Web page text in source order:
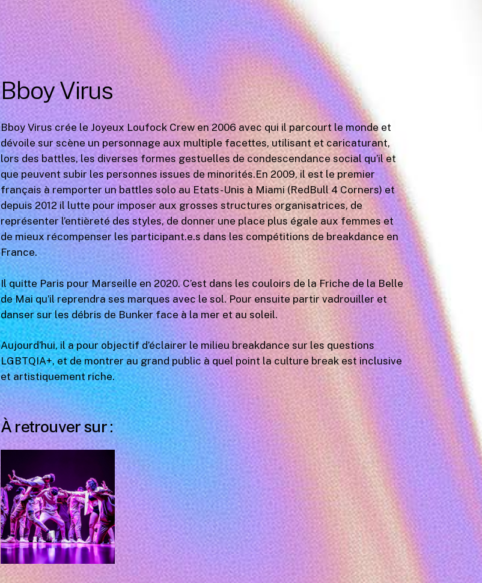
Bboy Virus
Bboy Virus crée le Joyeux Loufock Crew en 2006 avec qui il parcourt le monde et
dévoile sur scène un personnage aux multiple facettes, utilisant et caricaturant,
lors des battles, les diverses formes gestuelles de condescendance social qu’il et
que peuvent subir les personnes issues de minorités.En 2009, il est le premier
français à remporter un battles solo au Etats-Unis à Miami (RedBull 4 Corners) et
depuis 2012 il lutte pour imposer aux grosses structures organisatrices, de
représenter l’entièreté des styles, de donner une place plus égale aux femmes et
de mieux récompenser les participant.e.s dans les compétitions de breakdance en
France.
Il quitte Paris pour Marseille en 2020. C’est dans les couloirs de la Friche de la Belle
de Mai qu’il reprendra ses marques avec le sol. Pour ensuite partir vadrouiller et
danser sur les débris de Bunker face à la mer et au soleil.
Aujourd’hui, il a pour objectif d’éclairer le milieu breakdance sur les questions
LGBTQIA+, et de montrer au grand public à quel point la culture break est inclusive
et artistiquement riche.
À retrouver sur :